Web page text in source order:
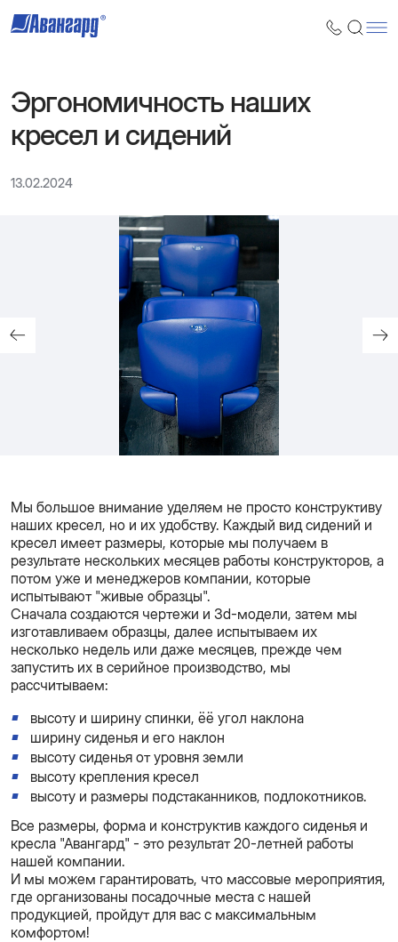
Эргономичность наших
кресел и сидений
13.02.2024
Мы большое внимание уделяем не просто конструктиву
наших кресел, но и их удобству. Каждый вид сидений и
кресел имеет размеры, которые мы получаем в
результате нескольких месяцев работы конструкторов, а
потом уже и менеджеров компании, которые
испытывают "живые образцы".
Сначала создаются чертежи и 3d-модели, затем мы
изготавливаем образцы, далее испытываем их
несколько недель или даже месяцев, прежде чем
запустить их в серийное производство, мы
рассчитываем:
высоту и ширину спинки, ёё угол наклона
ширину сиденья и его наклон
высоту сиденья от уровня земли
высоту крепления кресел
высоту и размеры подстаканников, подлокотников.
Все размеры, форма и конструктив каждого сиденья и
кресла "Авангард" - это результат 20-летней работы
нашей компании.
И мы можем гарантировать, что массовые мероприятия,
где организованы посадочные места с нашей
продукцией, пройдут для вас с максимальным
комфортом!